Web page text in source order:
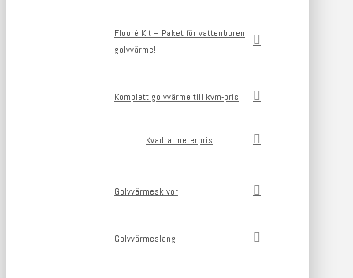
Flooré Kit – Paket för vattenburen
golvvärme!
Komplett golvvärme till kvm-pris
Kvadratmeterpris
Golvvärmeskivor
Golvvärmeslang